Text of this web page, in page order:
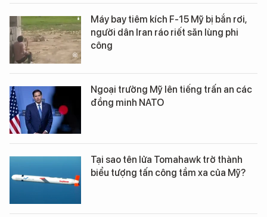
Máy bay tiêm kích F-15 Mỹ bị bắn rơi,
người dân Iran ráo riết săn lùng phi
công
Ngoại trưởng Mỹ lên tiếng trấn an các
đồng minh NATO
Tại sao tên lửa Tomahawk trở thành
biểu tượng tấn công tầm xa của Mỹ?